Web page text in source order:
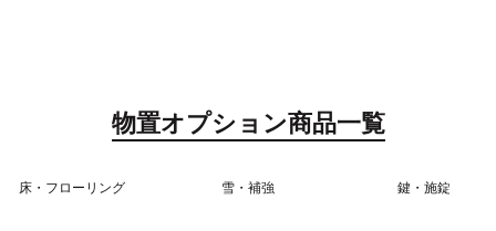
物置オプション商品一覧
床・フローリング 雪・補強 鍵・施錠